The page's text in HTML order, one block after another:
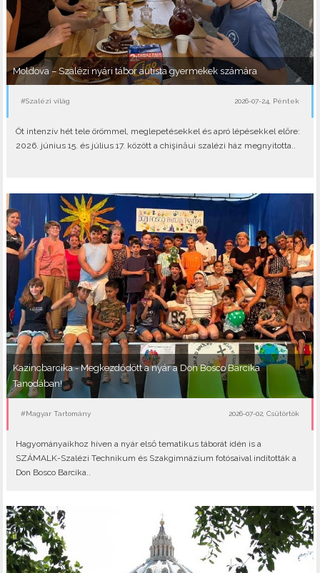
Moldova – Szalézi nyári tábor autista gyermekek számára
#Szalézi világ 2026-07-24, Péntek
Öt intenzív hét tele örömmel, meglepetésekkel és apró lépésekkel előre:
2026. június 15. és július 17. között a chişinăui szalézi ház megnyitotta..
Kazincbarcika - Megkezdődött a nyár a Don Bosco Barcika
Tanodában!
#Magyar Tartomány 2026-07-02, Csütörtök
Hagyományaikhoz híven a nyár első tematikus táborát idén is a
SZÁMALK-Szalézi Technikum és Szakgimnázium fotósaival indították a
Don Bosco Barcika..